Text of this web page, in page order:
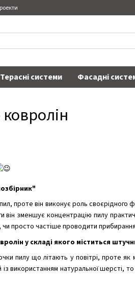
Терасні системи Фасадні
проте він виконує роль
він зменшує концентрацію пилу
просто частіше проводити
у складі якого міститься
пилу що літають у повітрі, проте
використанням натуральної шерсті,